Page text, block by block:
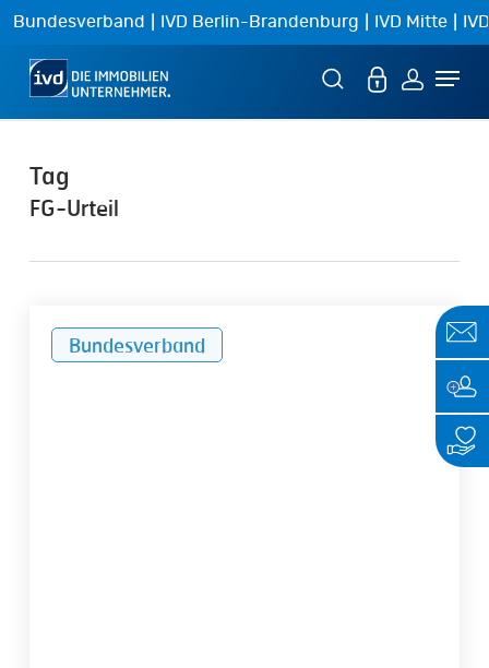
Skip
main
Bundesverband | IVD Berlin-Brandenburg | IVD Mitte |
Tag
FG-Urteil
einesBundesverband